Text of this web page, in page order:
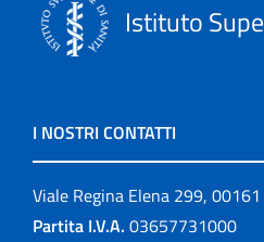
Istituto
I NOSTRI CONTATTI
Viale Regina Elena 299,
Partita I.V.A. 03657731000